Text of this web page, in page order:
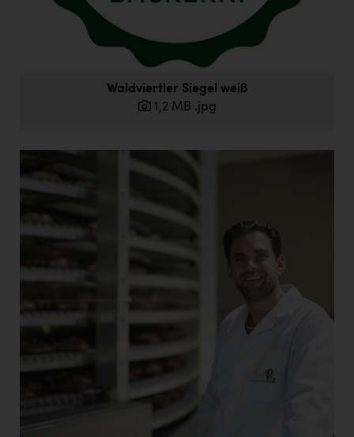
Eurogast Sinnesberger
Fristads Austria
KEBA
Kinderwunschklinik
Metzeler
Michael Page
ÖKO-Wohnbau
Waldviertler Siegel weiß
1,2 MB .jpg